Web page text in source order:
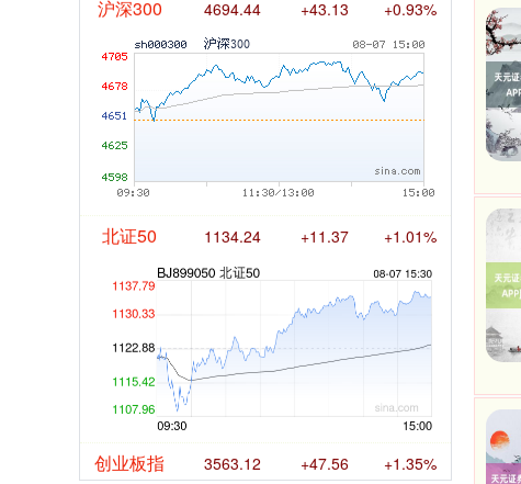
北证50 1134.24 +11.37 +1.01%
创业板指 3563.12 +1.35%